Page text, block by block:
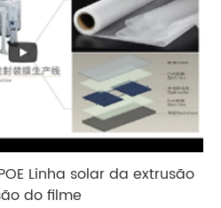
Linha solar da extrusão
do filme